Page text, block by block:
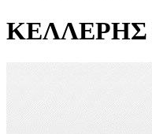
ΚΕΛΛΕΡΗΣ